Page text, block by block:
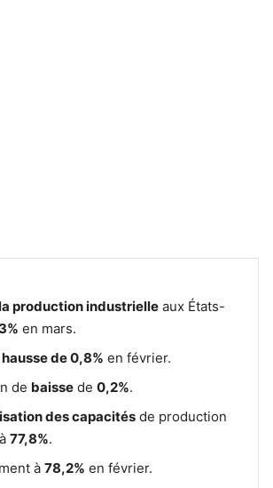
production industrielle aux États-
en mars.
hausse de 0,8% en février.
de baisse de 0,2%.
des capacités de production
77,8%.
à 78,2% en février.